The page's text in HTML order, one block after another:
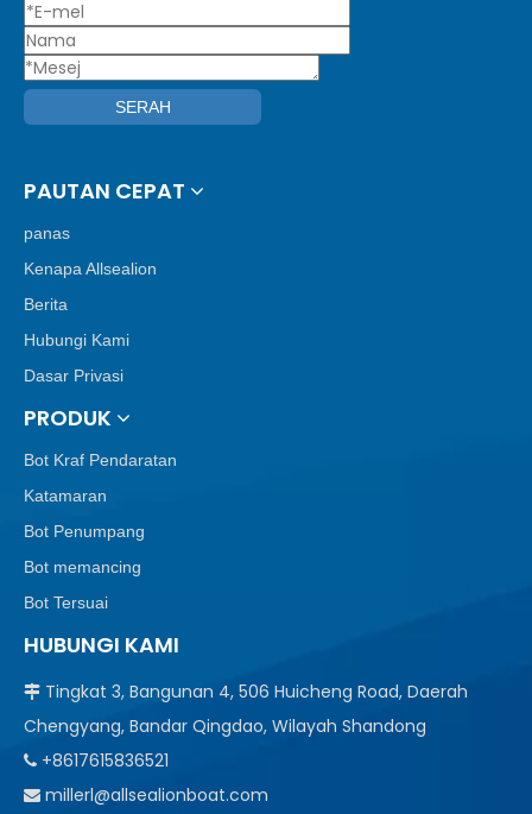
SERAH
PAUTAN CEPAT
panas
Kenapa Allsealion
Berita
Hubungi Kami
Dasar Privasi
PRODUK
Bot Kraf Pendaratan
Katamaran
Bot Penumpang
Bot memancing
Bot Tersuai
HUBUNGI KAMI
 Tingkat 3, Bangunan 4, 506 Huicheng Road, Daerah
Chengyang, Bandar Qingdao, Wilayah Shandong
 +8617615836521
 millerl@allsealionboat.com